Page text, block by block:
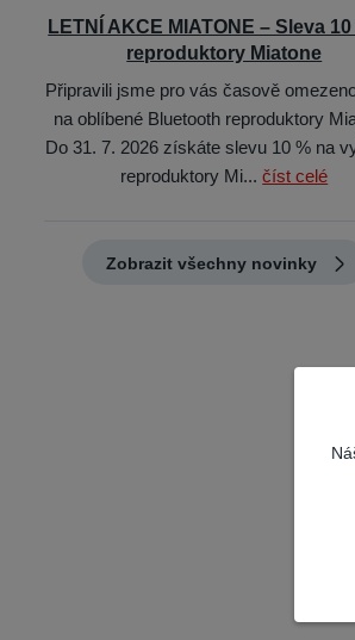
LETNÍ AKCE MIATONE – Sleva
reproduktory Miatone
Připravili jsme pro vás časově
na oblíbené Bluetooth reproduktory
Do 31. 7. 2026 získáte slevu 10 % na
reproduktory Mi...číst celé
Zobrazit všechny novinky